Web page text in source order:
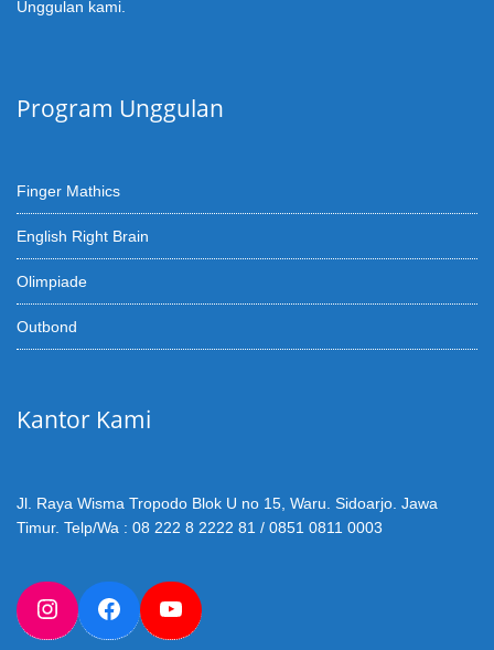
Unggulan kami.
Program Unggulan
Finger Mathics
English Right Brain
Olimpiade
Outbond
Kantor Kami
Jl. Raya Wisma Tropodo Blok U no 15, Waru. Sidoarjo. Jawa
Timur. Telp/Wa : 08 222 8 2222 81 / 0851 0811 0003
InstagramFacebookYouTube